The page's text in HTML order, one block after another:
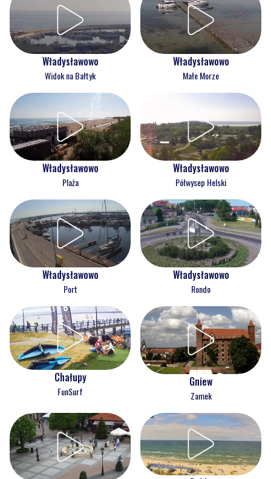
Władysławowo
Widok na Bałtyk
Władysławowo
Małe Morze
Władysławowo
Plaża
Władysławowo
Półwysep Helski
Władysławowo
Port
Władysławowo
Rondo
Chałupy
FunSurf
Gniew
Zamek